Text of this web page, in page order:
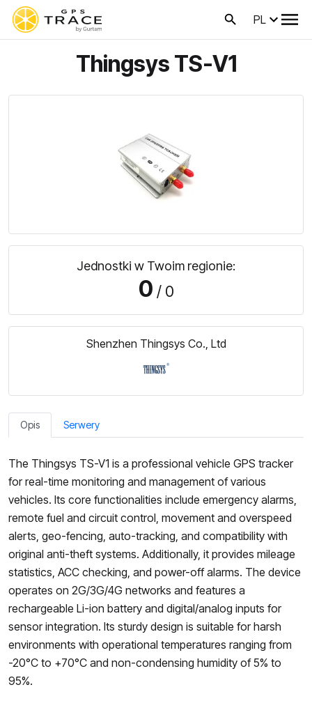
PL
Thingsys TS-V1
Jednostki w Twoim regionie:
0 / 0
Shenzhen Thingsys Co., Ltd
Opis Serwery
The Thingsys TS-V1 is a professional vehicle GPS tracker
for real-time monitoring and management of various
vehicles. Its core functionalities include emergency alarms,
remote fuel and circuit control, movement and overspeed
alerts, geo-fencing, auto-tracking, and compatibility with
original anti-theft systems. Additionally, it provides mileage
statistics, ACC checking, and power-off alarms. The device
operates on 2G/3G/4G networks and features a
rechargeable Li-ion battery and digital/analog inputs for
sensor integration. Its sturdy design is suitable for harsh
environments with operational temperatures ranging from
-20°C to +70°C and non-condensing humidity of 5% to
95%.